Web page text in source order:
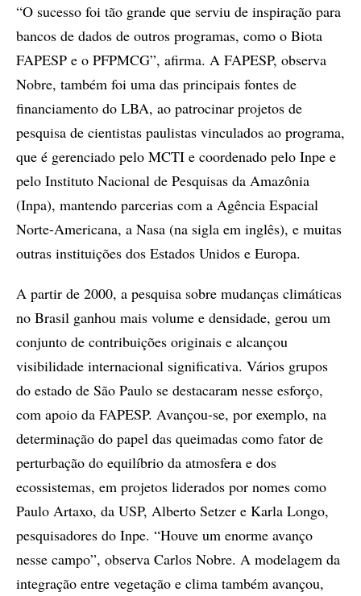
“O sucesso foi tão grande que serviu de inspiração para
bancos de dados de outros programas, como o Biota
FAPESP e o PFPMCG”, afirma. A FAPESP, observa
Nobre, também foi uma das principais fontes de
financiamento do LBA, ao patrocinar projetos de
pesquisa de cientistas paulistas vinculados ao programa,
que é gerenciado pelo MCTI e coordenado pelo Inpe e
pelo Instituto Nacional de Pesquisas da Amazônia
(Inpa), mantendo parcerias com a Agência Espacial
Norte-Americana, a Nasa (na sigla em inglês), e muitas
outras instituições dos Estados Unidos e Europa.
A partir de 2000, a pesquisa sobre mudanças climáticas
no Brasil ganhou mais volume e densidade, gerou um
conjunto de contribuições originais e alcançou
visibilidade internacional significativa. Vários grupos
do estado de São Paulo se destacaram nesse esforço,
com apoio da FAPESP. Avançou-se, por exemplo, na
determinação do papel das queimadas como fator de
perturbação do equilíbrio da atmosfera e dos
ecossistemas, em projetos liderados por nomes como
Paulo Artaxo, da USP, Alberto Setzer e Karla Longo,
pesquisadores do Inpe. “Houve um enorme avanço
nesse campo”, observa Carlos Nobre. A modelagem da
integração entre vegetação e clima também avançou,